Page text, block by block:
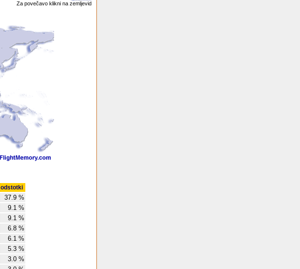
Za povečavo klikni na zemljevid
odstotki
37.9 %
9.1 %
9.1 %
6.8 %
6.1 %
5.3 %
3.0 %